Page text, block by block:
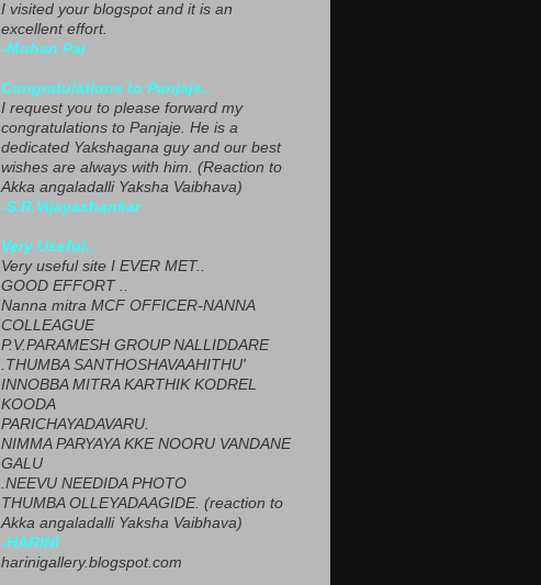
I visited your blogspot and it is an
excellent effort.
-Mohan Pai
Congratulations to Panjaje..
I request you to please forward my
congratulations to Panjaje. He is a
dedicated Yakshagana guy and our best
wishes are always with him. (Reaction to
Akka angaladalli Yaksha Vaibhava)
-S.R.Vijayashankar
Very Useful..
Very useful site I EVER MET..
GOOD EFFORT ..
Nanna mitra MCF OFFICER-NANNA
COLLEAGUE
P.V.PARAMESH GROUP NALLIDDARE
.THUMBA SANTHOSHAVAAHITHU'
INNOBBA MITRA KARTHIK KODREL
KOODA
PARICHAYADAVARU.
NIMMA PARYAYA KKE NOORU VANDANE
GALU
.NEEVU NEEDIDA PHOTO
THUMBA OLLEYADAAGIDE. (reaction to
Akka angaladalli Yaksha Vaibhava)
-HARINI
harinigallery.blogspot.com